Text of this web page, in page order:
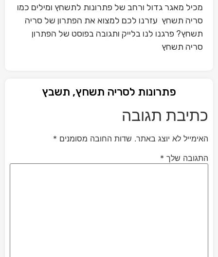
מכיל מאגר גדול ורחב של פתרונות לתשחץ ומילים כמו
סריה תשחץ עזרנו לכם למצוא את הפתרון של סריה
תשחץ? פרגנו לנו בלייק ותגובה בפוסט של הפתרון
סריה תשחץ
פתרונות לסריה תשחץ, תשבץ
כתיבת תגובה
האימייל לא יוצג באתר. שדות החובה מסומנים *
התגובה שלך *